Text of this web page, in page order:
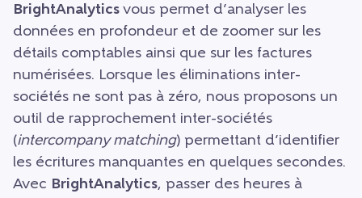
BrightAnalytics vous permet d’analyser les
données en profondeur et de zoomer sur les
détails comptables ainsi que sur les factures
numérisées. Lorsque les éliminations inter-
sociétés ne sont pas à zéro, nous proposons un
outil de rapprochement inter-sociétés
(intercompany matching) permettant d’identifier
les écritures manquantes en quelques secondes.
Avec BrightAnalytics, passer des heures à